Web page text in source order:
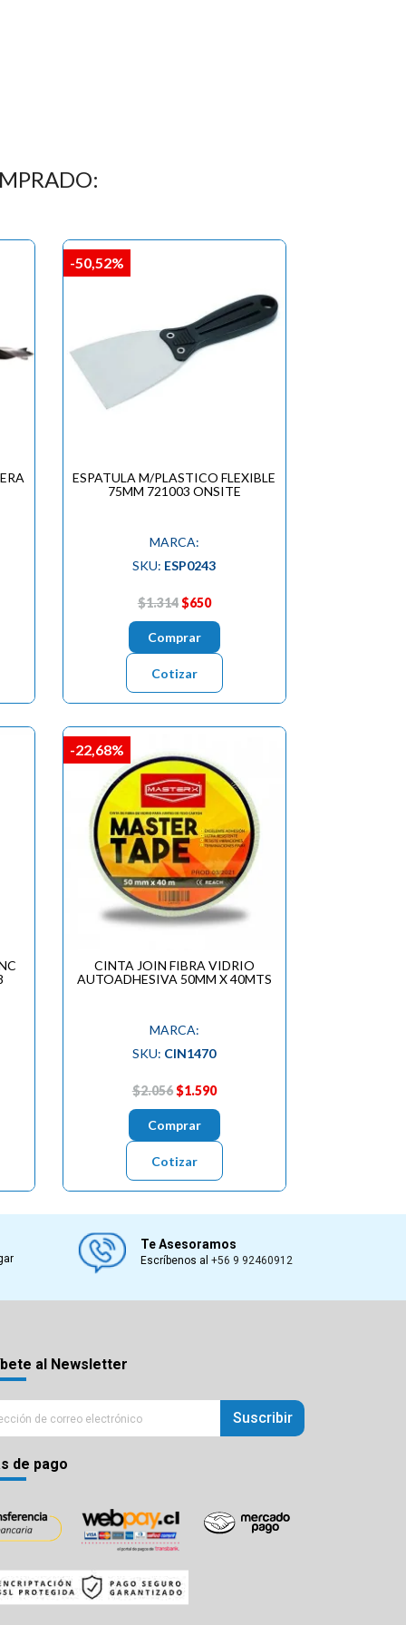
ESPATULA M/PLASTICO FLEXIBLE
75MM 721003 ONSITE
MARCA:
SKU: ESP0243
$1.314$650
Comprar
Cotizar
-50,52%
CINTA JOIN FIBRA VIDRIO
AUTOADHESIVA 50MM X 40MTS
MARCA:
SKU: CIN1470
$2.056$1.590
Comprar
Cotizar
-22,68%
Te Asesoramos
Escríbenos al+56 9 92460912
al Newsletter
Suscribir
de pago